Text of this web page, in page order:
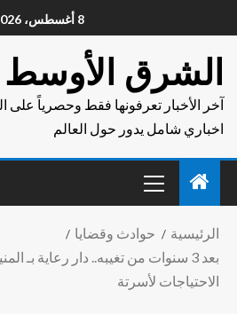
8 أغسطس، 2026
الشرق الأوسط
آخر الأخبار تعرفونها فقط وحصرياً
اخباري شامل يدور حول العالم
الرئيسية
حوادث وقضايا
بعد 3 سنوات من تغيبه.. دار رعاية
الاحتياجات لأسرتة